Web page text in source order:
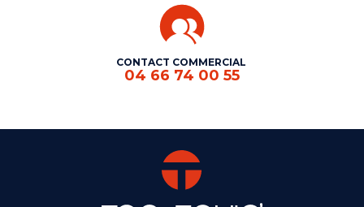
CONTACT COMMERCIAL
04 66 74 00 55